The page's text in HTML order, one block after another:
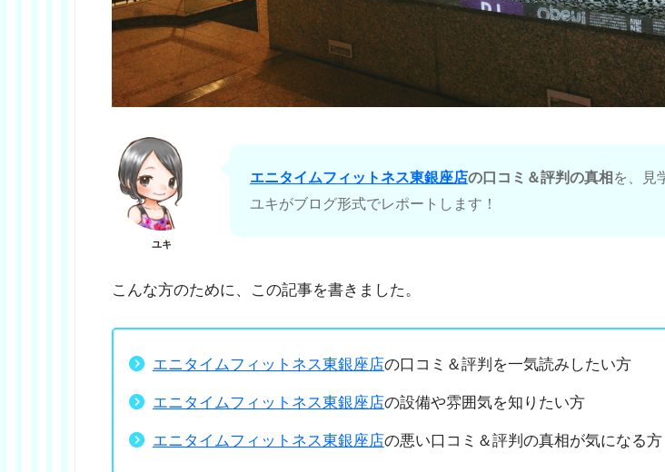
ユキ
エニタイムフィットネス東銀座店の口コミ＆評判の真相を、見
ユキがブログ形式でレポートします！
こんな方のために、この記事を書きました。
エニタイムフィットネス東銀座店の口コミ＆評判を一気読みしたい方
エニタイムフィットネス東銀座店の設備や雰囲気を知りたい方
エニタイムフィットネス東銀座店の悪い口コミ＆評判の真相が気になる方